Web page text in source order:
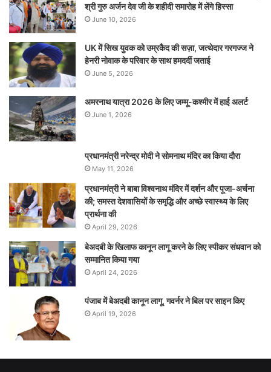
श्री गुरु अर्जन देव जी के शहीदी समारोह में लेंगे हिस्सा
June 10, 2026
UK में सिख युवक को उम्रकैद की सज़ा, जत्थेदार गरगज्ज ने
हेनरी नोवाक के परिवार के साथ हमदर्दी जताई
June 5, 2026
अमरनाथ यात्रा 2026 के लिए जम्मू-कश्मीर में हाई अलर्ट
June 1, 2026
प्रधानमंत्री नरेन्‍द्र मोदी ने सोमनाथ मंदिर का किया दौरा
May 11, 2026
प्रधानमंत्री ने बाबा विश्वनाथ मंदिर में दर्शन और पूजा-अर्चना
की; समस्‍त देशवासियों के समृद्धि और अच्छे स्वास्थ्य के लिए
प्रार्थना की
April 29, 2026
बेअदबी के खिलाफ कानून लागू करने के लिए स्पीकर संधवान को
सम्मानित किया गया
April 24, 2026
पंजाब में बेअदबी कानून लागू, गवर्नर ने बिल पर साइन किए
April 19, 2026